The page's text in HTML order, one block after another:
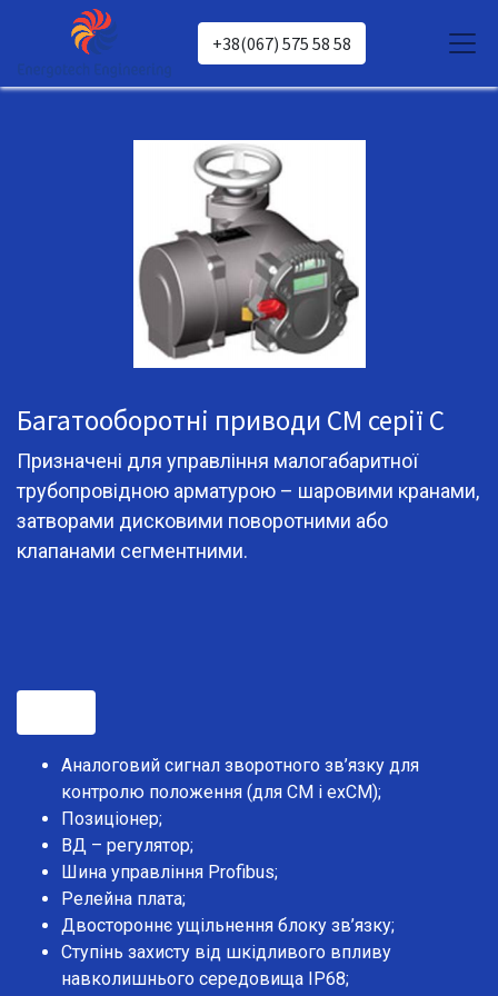
+38(067) 575 58 58
Багатооборотні приводи СМ серії C
Призначені для управління малогабаритної
трубопровідною арматурою – шаровими кранами,
затворами дисковими поворотними або
клапанами сегментними.
Аналоговий сигнал зворотного зв’язку для
контролю положення (для CM і exCM);
Позиціонер;
ВД – регулятор;
Шина управління Profibus;
Релейна плата;
Двостороннє ущільнення блоку зв’язку;
Ступінь захисту від шкідливого впливу
навколишнього середовища IP68;